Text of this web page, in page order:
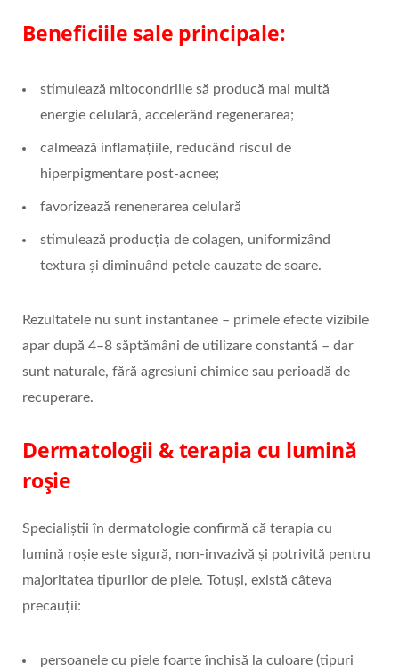
Beneficiile sale principale:
stimulează mitocondriile să producă mai multă
energie celulară, accelerând regenerarea;
calmează inflamațiile, reducând riscul de
hiperpigmentare post-acnee;
favorizează renenerarea celulară
stimulează producția de colagen, uniformizând
textura și diminuând petele cauzate de soare.
Rezultatele nu sunt instantanee – primele efecte vizibile
apar după 4–8 săptămâni de utilizare constantă – dar
sunt naturale, fără agresiuni chimice sau perioadă de
recuperare.
Dermatologii & terapia cu lumină
roșie
Specialiștii în dermatologie confirmă că terapia cu
lumină roșie este sigură, non-invazivă și potrivită pentru
majoritatea tipurilor de piele. Totuși, există câteva
precauții:
persoanele cu piele foarte închisă la culoare (tipuri